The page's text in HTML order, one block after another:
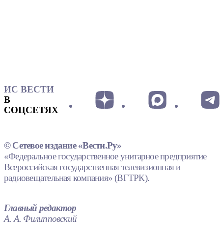
ИС ВЕСТИ
В
СОЦСЕТЯХ
© Сетевое издание «Вести.Ру»
«Федеральное государственное унитарное предприятие
Всероссийская государственная телевизионная и
радиовещательная компания» (ВГТРК).
Главный редактор
А. А. Филипповский